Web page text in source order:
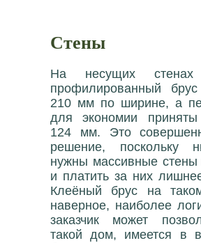
Стены
На несущих стенах
профилированный
210 мм по ширине, а
для экономии приняты
124 мм. Это
решение, поскольку
нужны массивные стены
и платить за них
Клеёный брус на
наверное, наиболее
заказчик может
такой дом, имеется в